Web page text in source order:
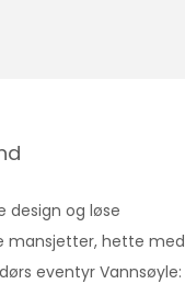
design og løse
mansjetter, hette med
eventyr Vannsøyle: